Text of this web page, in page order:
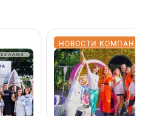
НОВОСТИ